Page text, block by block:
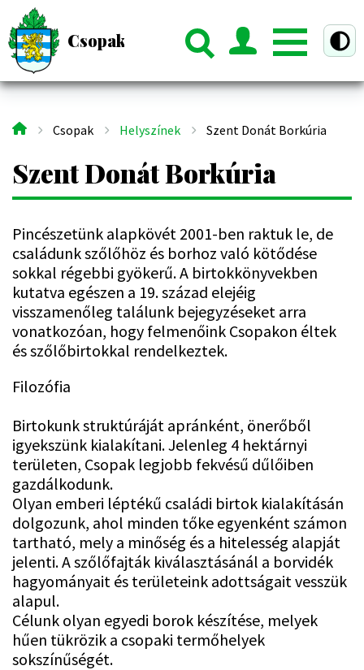
Ugrás
tartalomraCsopak Község Hivatalos Honlapja
nézet
Csopak Helyszínek Szent Donát Borkúria
Szent Donát Borkúria
Pincészetünk alapkövét 2001-ben raktuk le, de
családunk szőlőhöz és borhoz való kötődése
sokkal régebbi gyökerű. A birtokkönyvekben
kutatva egészen a 19. század elejéig
visszamenőleg találunk bejegyzéseket arra
vonatkozóan, hogy felmenőink Csopakon éltek
és szőlőbirtokkal rendelkeztek.
Filozófia
Birtokunk struktúráját apránként, önerőből
igyekszünk kialakítani. Jelenleg 4 hektárnyi
területen, Csopak legjobb fekvésű dűlőiben
gazdálkodunk.
Olyan emberi léptékű családi birtok kialakításán
dolgozunk, ahol minden tőke egyenként számon
tartható, mely a minőség és a hitelesség alapját
jelenti. A szőlőfajták kiválasztásánál a borvidék
hagyományait és területeink adottságait vesszük
alapul.
Célunk olyan egyedi borok készítése, melyek
hűen tükrözik a csopaki termőhelyek
sokszínűségét.